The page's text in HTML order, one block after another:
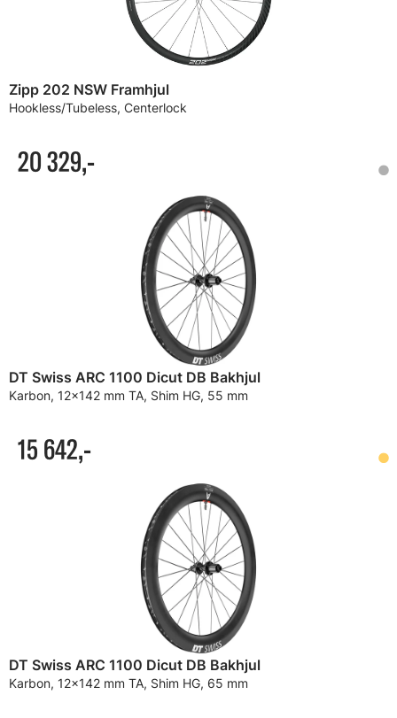
Zipp 202 NSW Framhjul
Hookless/Tubeless, Centerlock
20 329,-
DT Swiss ARC 1100 Dicut DB Bakhjul
Karbon, 12x142 mm TA, Shim HG, 55 mm
15 642,-
DT Swiss ARC 1100 Dicut DB Bakhjul
Karbon, 12x142 mm TA, Shim HG, 65 mm